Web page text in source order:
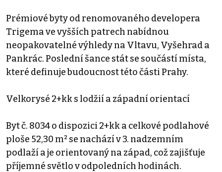
Prémiové byty od renomovaného developera
Trigema ve vyšších patrech nabídnou
neopakovatelné výhledy na Vltavu, Vyšehrad a
Pankrác. Poslední šance stát se součástí místa,
které definuje budoucnost této části Prahy.
Velkorysé 2+kk s lodžií a západní orientací
Byt č. 8034 o dispozici 2+kk a celkové podlahové
ploše 52,30 m² se nachází v 3. nadzemním
podlaží a je orientovaný na západ, což zajišťuje
příjemné světlo v odpoledních hodinách.